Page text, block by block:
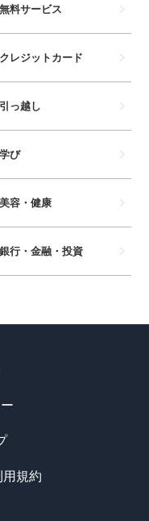
無料サービス
クレジットカード
引っ越し
学び
美容・健康
銀行・金融・投資
規約